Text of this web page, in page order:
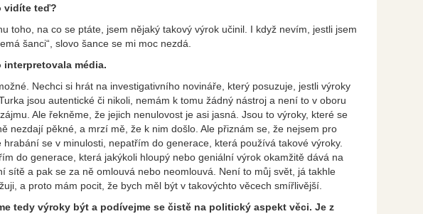
vidíte teď?
toho, na co se ptáte, jsem nějaký takový výrok učinil. I když nevím, jestli jsem
šanci“, slovo šance se mi moc nezdá.
interpretovala média.
Nechci si hrát na investigativního novináře, který posuzuje, jestli výroky
jsou autentické či nikoli, nemám k tomu žádný nástroj a není to v oboru
Ale řekněme, že jejich nenulovost je asi jasná. Jsou to výroky, které se
nezdají pěkné, a mrzí mě, že k nim došlo. Ale přiznám se, že nejsem pro
hrabání se v minulosti, nepatřím do generace, která používá takové výroky.
do generace, která jakýkoli hloupý nebo geniální výrok okamžitě dává na
sítě a pak se za ně omlouvá nebo neomlouvá. Není to můj svět, já takhle
a proto mám pocit, že bych měl být v takovýchto věcech smířlivější.
tedy výroky být a podívejme se čistě na politický aspekt věci. Je z